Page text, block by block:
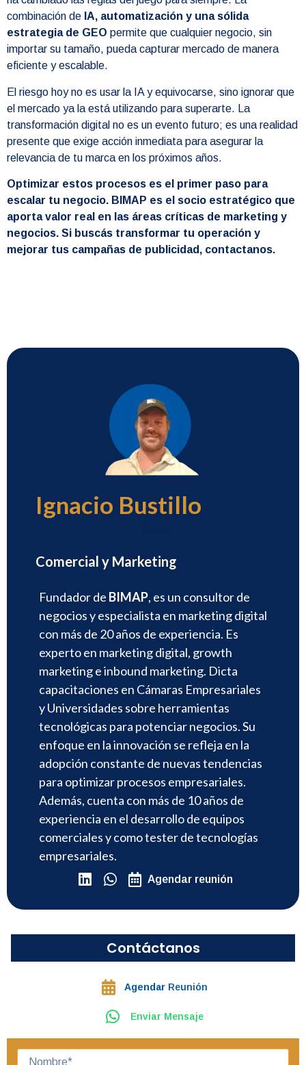
combinación de IA, automatización y una sólida
estrategia de GEO permite que cualquier negocio, sin
importar su tamaño, pueda capturar mercado de manera
eficiente y escalable.
El riesgo hoy no es usar la IA y equivocarse, sino ignorar que
el mercado ya la está utilizando para superarte. La
transformación digital no es un evento futuro; es una realidad
presente que exige acción inmediata para asegurar la
relevancia de tu marca en los próximos años.
Optimizar estos procesos es el primer paso para
escalar tu negocio. BIMAP es el socio estratégico que
aporta valor real en las áreas críticas de marketing y
negocios. Si buscás transformar tu operación y
mejorar tus campañas de publicidad, contactanos.
Ignacio Bustillo
Comercial y Marketing
Fundador de BIMAP, es un consultor de
negocios y especialista en marketing digital
con más de 20 años de experiencia. Es
experto en marketing digital, growth
marketing e inbound marketing. Dicta
capacitaciones en Cámaras Empresariales
y Universidades sobre herramientas
tecnológicas para potenciar negocios. Su
enfoque en la innovación se refleja en la
adopción constante de nuevas tendencias
para optimizar procesos empresariales.
Además, cuenta con más de 10 años de
experiencia en el desarrollo de equipos
comerciales y como tester de tecnologías
empresariales.
Agendar reunión
Contáctanos
Agendar Reunión
Enviar Mensaje